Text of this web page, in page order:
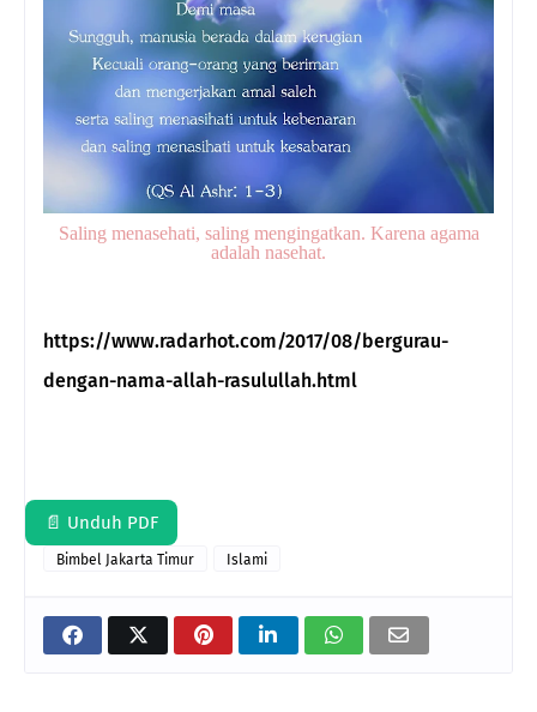
Saling menasehati, saling mengingatkan. Karena agama
adalah nasehat.
https://www.radarhot.com/2017/08/bergurau-
dengan-nama-allah-rasulullah.html
📄 Unduh PDF
Bimbel Jakarta Timur Islami